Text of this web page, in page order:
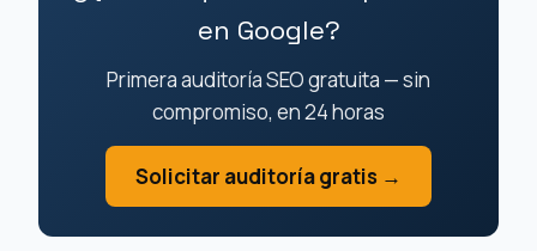
en Google?
Primera auditoría SEO gratuita — sin
compromiso, en 24 horas
Solicitar auditoría gratis →